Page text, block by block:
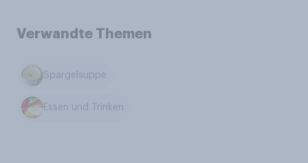
Verwandte Themen
Spargelsuppe
Essen und Trinken